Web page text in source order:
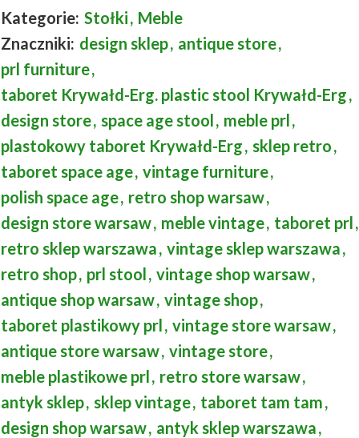
Kategorie: Stołki, Meble
Znaczniki: design sklep, antique store,
prl furniture,
taboret Krywałd-Erg. plastic stool Krywałd-Erg,
design store, space age stool, meble prl,
plastokowy taboret Krywałd-Erg, sklep retro,
taboret space age, vintage furniture,
polish space age, retro shop warsaw,
design store warsaw, meble vintage, taboret prl,
retro sklep warszawa, vintage sklep warszawa,
retro shop, prl stool, vintage shop warsaw,
antique shop warsaw, vintage shop,
taboret plastikowy prl, vintage store warsaw,
antique store warsaw, vintage store,
meble plastikowe prl, retro store warsaw,
antyk sklep, sklep vintage, taboret tam tam,
design shop warsaw, antyk sklep warszawa,